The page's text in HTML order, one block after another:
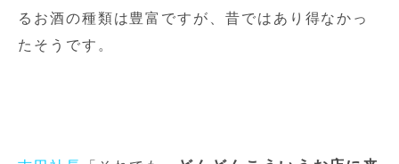
るお酒の種類は豊富ですが、昔ではあり得なかっ
たそうです。